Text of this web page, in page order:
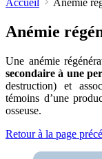
Accueil Anémie
Anémie
Une anémie
secondaire à une
destruction) et
témoins d’une
osseuse.
Retour à la page